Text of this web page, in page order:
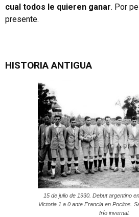
cual todos le quieren ganar. Por
presente.
HISTORIA ANTIGUA
15 de julio de 1930. Debut argentino
Victoria 1 a 0 ante Francia en Pocitos.
frío invernal.